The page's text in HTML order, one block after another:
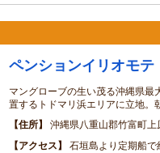
ペンションイリオモテ
マングローブの生い茂る沖縄県最
置するトドマリ浜エリアに立地。
住所
沖縄県八重山郡竹富町上
アクセス
石垣島より定期船